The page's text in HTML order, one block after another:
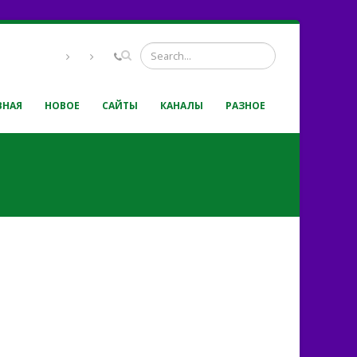
НОВОЕ САЙТЫ КАНАЛЫ РАЗНОЕ